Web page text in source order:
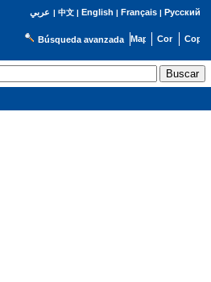
عربي | 中文| English | Français| Русский
Búsqueda avanzada